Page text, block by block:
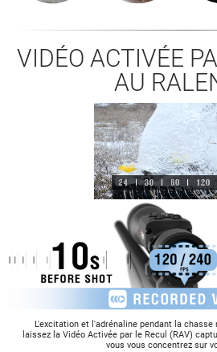
VIDÉO ACTIVÉE
AU
L'excitation et l'adrénaline pendant la
laissez la Vidéo Activée par le Recul (RAV)
vous vous concentrez sur